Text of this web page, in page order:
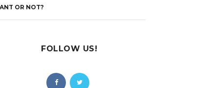
OR NOT?
FOLLOW US!